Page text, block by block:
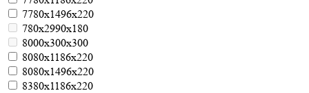
7780х1496х220
780х2990х180
8000х300х300
8080х1186х220
8080х1496х220
8380х1186х220